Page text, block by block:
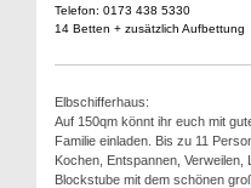
Telefon: 0173 438 5330
14 Betten + zusätzlich Aufbettung
Elbschifferhaus:
Auf 150qm könnt ihr euch mit
Familie einladen. Bis zu 11
Kochen, Entspannen, Verweilen,
Blockstube mit dem schönen